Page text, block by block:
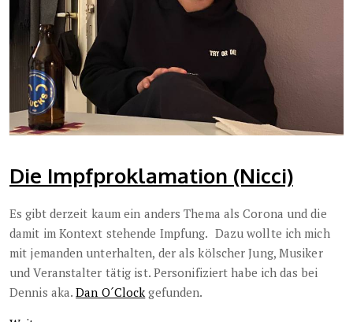
Die Impfproklamation (Nicci)
Es gibt derzeit kaum ein anders Thema als Corona und die
damit im Kontext stehende Impfung. Dazu wollte ich mich
mit jemanden unterhalten, der als kölscher Jung, Musiker
und Veranstalter tätig ist. Personifiziert habe ich das bei
Dennis aka.Dan O´Clock gefunden.